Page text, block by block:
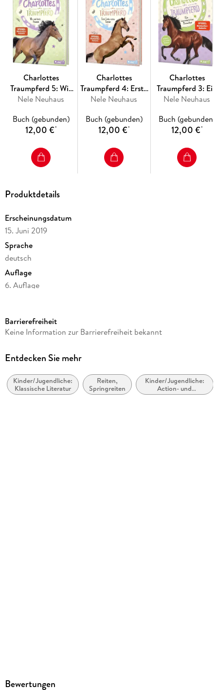
Charlottes
Traumpferd 5: Wir
sind doch Freunde
Nele Neuhaus
Buch (gebunden)
12,00 €*
Charlottes
Traumpferd 4: Erste
Liebe, erstes Turnier
Nele Neuhaus
Buch (gebunden)
12,00 €*
Charlottes
Traumpferd 3: Ein
unerwarteter
Nele Neuhaus
Buch (gebunden)
12,00 €*
Produktdetails
Erscheinungsdatum
15. Juni 2019
Sprache
deutsch
Auflage
6. Auflage
Altersempfehlung
Reihe
Autor/Autorin
Nele Neuhaus
Barrierefreiheit
Keine Information zur Barrierefreiheit bekannt
Entdecken Sie mehr
Kinder/Jugendliche:
Klassische Literatur
Reiten,
Springreiten
Kinder/Jugendliche:
Action- und
Abenteuergeschichten
Bewertungen